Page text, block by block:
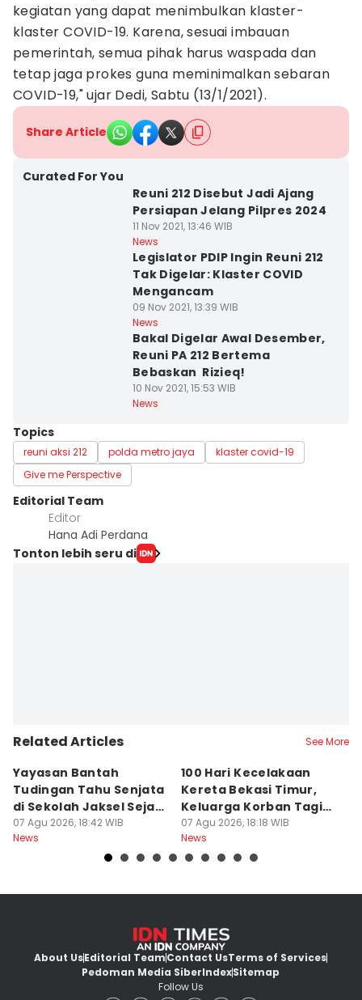
kegiatan yang dapat menimbulkan klaster-
klaster COVID-19. Karena, sesuai imbauan
pemerintah, semua pihak harus waspada dan
tetap jaga prokes guna meminimalkan sebaran
COVID-19," ujar Dedi, Sabtu (13/1/2021).
Share Article
Curated For You
Reuni 212 Disebut Jadi Ajang
Persiapan Jelang Pilpres 2024
11 Nov 2021, 13:46 WIB
News
Legislator PDIP Ingin Reuni 212
Tak Digelar: Klaster COVID
Mengancam
09 Nov 2021, 13:39 WIB
News
Bakal Digelar Awal Desember,
Reuni PA 212 Bertema
Bebaskan Rizieq!
10 Nov 2021, 15:53 WIB
News
Topics
reuni aksi 212 polda metro jaya
klaster covid-19
Give me Perspective
Editorial Team
Editor
Hana Adi Perdana
Tonton lebih seru di
Related Articles See More
Yayasan Bantah
Tudingan Tahu Senjata
di Sekolah Jaksel Sejak
April
07 Agu 2026, 18:42 WIB
News
100 Hari Kecelakaan
Kereta Bekasi Timur,
Keluarga Korban Tagih
Transparansi
07 Agu 2026, 18:18 WIB
News
About UsEditorial TeamContact UsTerms of Services
Pedoman Media SiberIndexSitemap
Follow Us